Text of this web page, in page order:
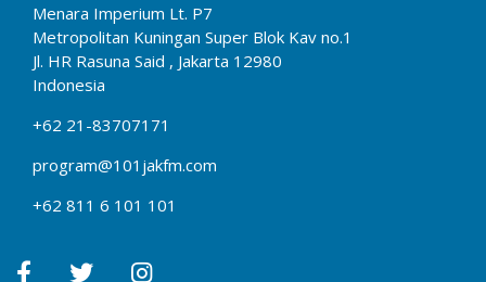
Menara Imperium Lt. P7
Metropolitan Kuningan Super Blok Kav no.1
Jl. HR Rasuna Said , Jakarta 12980
Indonesia
+62 21-83707171
program@101jakfm.com
+62 811 6 101 101